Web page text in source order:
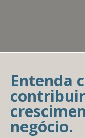
Entenda
negócio.